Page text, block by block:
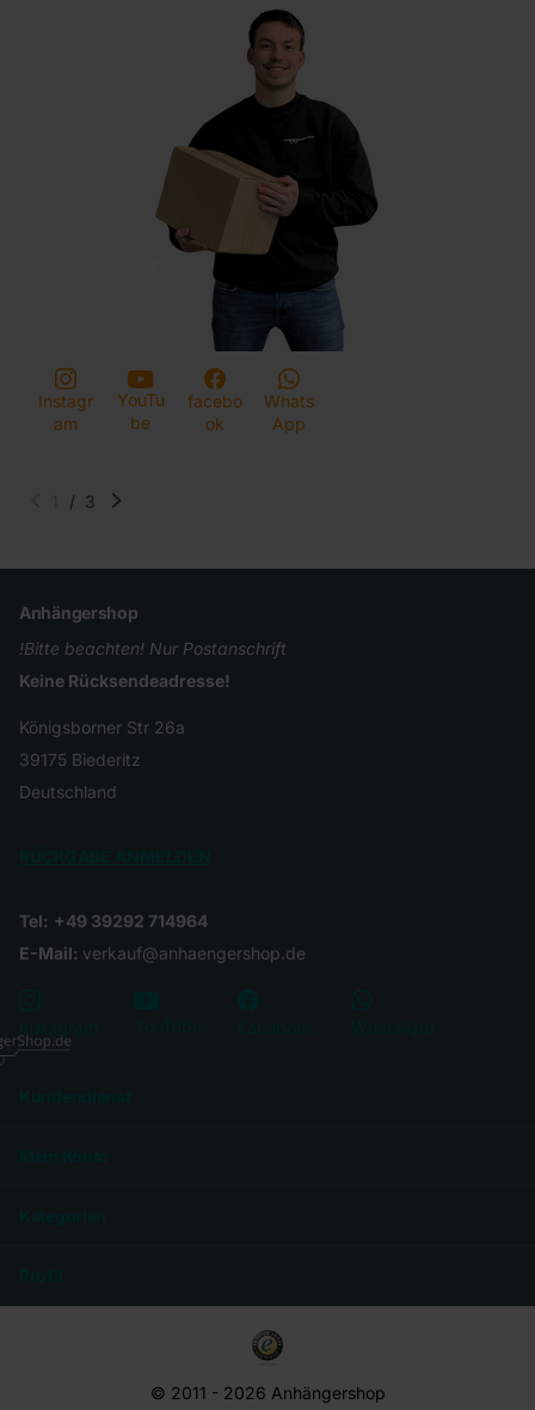
Instagr
am
YouTu
be
facebo
ok
Whats
App
/ 3
Anhängershop
!Bitte beachten! Nur Postanschrift
Keine Rücksendeadresse!
Königsborner Str 26a
39175 Biederitz
Deutschland
Tel: +49 39292 714964
E-Mail: verkauf@anhaengershop.de
© 2011 - 2026 Anhängershop